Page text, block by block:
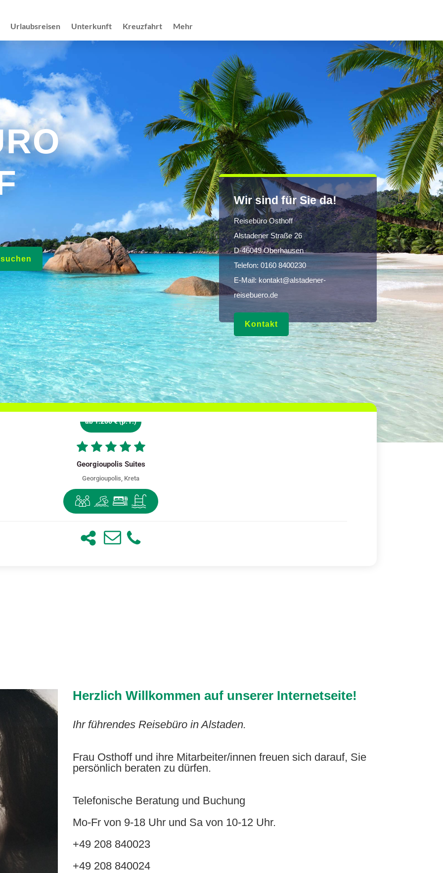
Urlaubsreisen Unterkunft Kreuzfahrt Mehr
Wir sind für Sie da!
Reisebüro Osthoff
Alstadener Straße 26
D-46049 Oberhausen
Telefon: 0160 8400230
E-Mail: kontakt@alstadener-
reisebuero.de
Kontakt
ab 1.200 € (p. P.)
Georgioupolis Suites
Georgioupolis, Kreta
Herzlich Willkommen auf unserer Internetseite!
Ihr führendes Reisebüro in Alstaden.
Frau Osthoff und ihre Mitarbeiter/innen freuen sich darauf, Sie
persönlich beraten zu dürfen.
Telefonische Beratung und Buchung
Mo-Fr von 9-18 Uhr und Sa von 10-12 Uhr.
+49 208 840023
+49 208 840024